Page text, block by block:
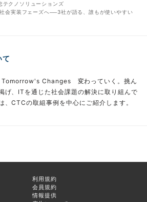
テクノソリューションズ
会実装フェーズへ──3社が語る、誰もが使いやすい
て
Changes 変わっていく。挑ん
げ、ITを通じた社会課題の解決に取り組んで
、CTCの取組事例を中心にご紹介します。
利用規約
会員規約
情報提供